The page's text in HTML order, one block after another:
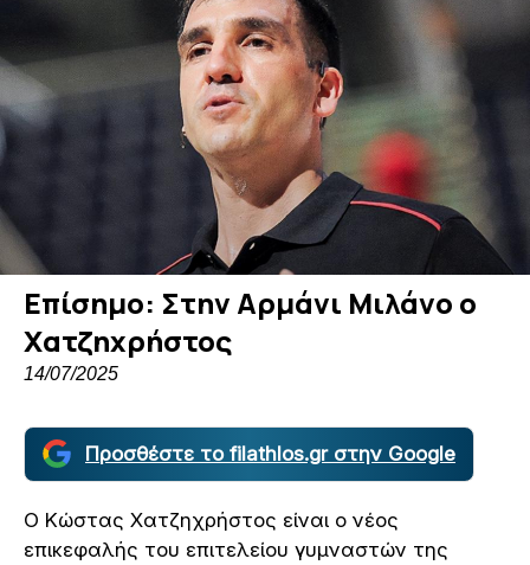
Επίσημο: Στην Αρμάνι Μιλάνο ο
Χατζηχρήστος
14/07/2025
Προσθέστε το filathlos.gr στην Google
Ο Κώστας Χατζηχρήστος είναι ο νέος
επικεφαλής του επιτελείου γυμναστών της